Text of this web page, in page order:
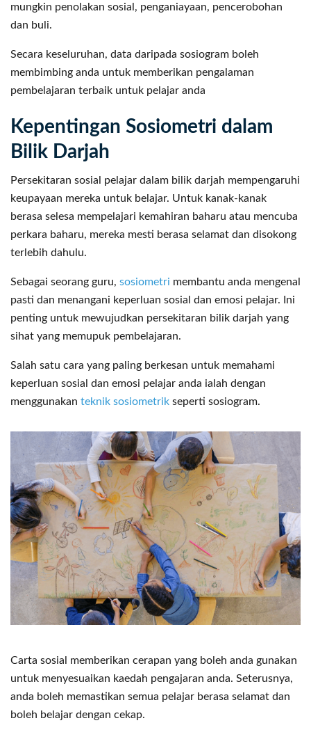
mungkin penolakan sosial, penganiayaan, pencerobohan
dan buli.
Secara keseluruhan, data daripada sosiogram boleh
membimbing anda untuk memberikan pengalaman
pembelajaran terbaik untuk pelajar anda
Kepentingan Sosiometri dalam
Bilik Darjah
Persekitaran sosial pelajar dalam bilik darjah mempengaruhi
keupayaan mereka untuk belajar. Untuk kanak-kanak
berasa selesa mempelajari kemahiran baharu atau mencuba
perkara baharu, mereka mesti berasa selamat dan disokong
terlebih dahulu.
Sebagai seorang guru, sosiometri membantu anda mengenal
pasti dan menangani keperluan sosial dan emosi pelajar. Ini
penting untuk mewujudkan persekitaran bilik darjah yang
sihat yang memupuk pembelajaran.
Salah satu cara yang paling berkesan untuk memahami
keperluan sosial dan emosi pelajar anda ialah dengan
menggunakan teknik sosiometrik seperti sosiogram.
Carta sosial memberikan cerapan yang boleh anda gunakan
untuk menyesuaikan kaedah pengajaran anda. Seterusnya,
anda boleh memastikan semua pelajar berasa selamat dan
boleh belajar dengan cekap.